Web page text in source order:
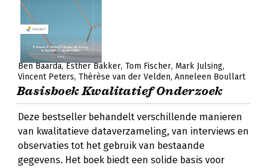
Ben Baarda Esther Bakker Tom Fischer Mark Julsing
Vincent Peters Thérèse van der Velden Anneleen Boullart
Basisboek Kwalitatief Onderzoek
Deze bestseller behandelt verschillende manieren
van kwalitatieve dataverzameling, van interviews en
observaties tot het gebruik van bestaande
gegevens. Het boek biedt een solide basis voor